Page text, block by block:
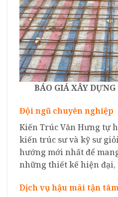
BÁO GIÁ XÂY
Đội ngũ chuyên nghiệp
Kiến Trúc Văn Hưng tự
kiến trúc sư và kỹ sư
hướng mới nhất để
những thiết kế hiện đại,
Dịch vụ hậu mãi tận